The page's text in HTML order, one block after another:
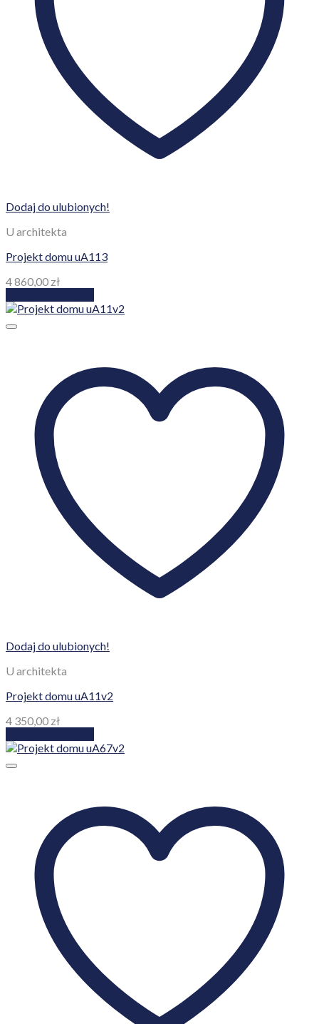
Dodaj do ulubionych!
U architekta
Projekt domu uA113
4 860,00 zł
Dodaj do ulubionych!
U architekta
Projekt domu uA11v2
4 350,00 zł